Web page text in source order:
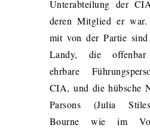
Unterabteilung der
deren Mitglied er war.
mit von der Partie sind
Landy, die
ehrbare
CIA, und die hübsche
Parsons (Julia
Bourne wie im